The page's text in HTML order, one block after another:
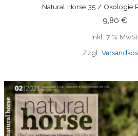
IN DEN
Natural Horse 35 / Ökologie
9,80 €
Inkl. 7 % MwSt.
Zzgl.